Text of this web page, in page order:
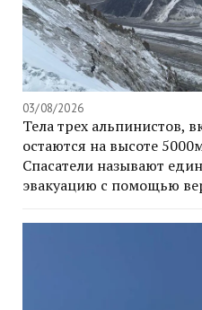
03/08/2026
Тела трех альпинистов,
остаются на высоте
Спасатели называют
эвакуацию с помощью